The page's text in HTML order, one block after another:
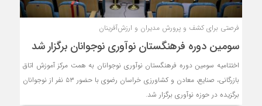
فرصتی برای کشف و پرورش مدیران و ارزش‌آفرینان
سومین دوره فرهنگستان نوآوری نوجوانان برگزار شد
اختتامیه سومین دوره فرهنگستان نوآوری نوجوانان به همت مرکز آموزش اتاق
بازرگانی، صنایع، معادن و کشاورزی خراسان رضوی با حضور ۵۳ نفر از نوجوانان
برگزیده در حوزه نوآوری برگزار شد.